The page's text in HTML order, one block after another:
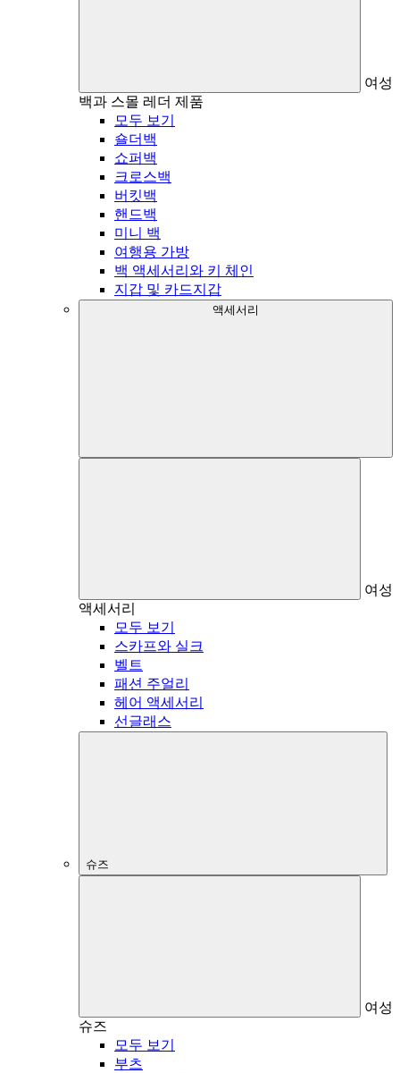
여성
백과 스몰 레더 제품
모두 보기
숄더백
쇼퍼백
크로스백
버킷백
핸드백
미니 백
여행용 가방
백 액세서리와 키 체인
지갑 및 카드지갑
액세서리
여성
액세서리
모두 보기
스카프와 실크
벨트
패션 주얼리
헤어 액세서리
선글래스
슈즈
여성
슈즈
모두 보기
부츠